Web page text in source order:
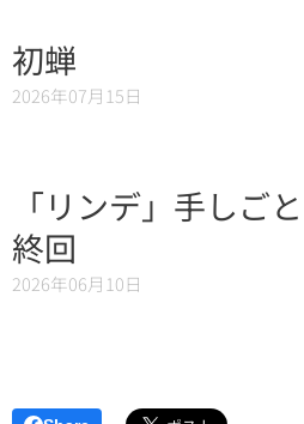
初蝉
2026年07月15日
「リンデ」手しご
終回
2026年06月10日